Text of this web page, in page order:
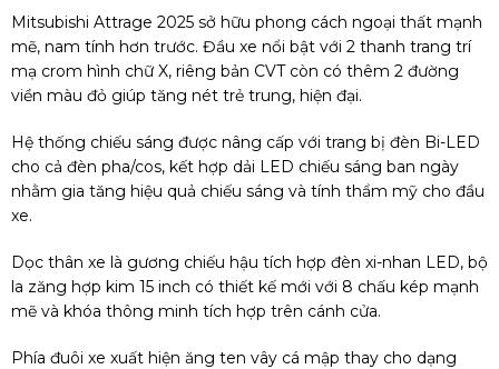
Mitsubishi Attrage 2025 sở hữu phong cách ngoại thất mạnh
mẽ, nam tính hơn trước. Đầu xe nổi bật với 2 thanh trang trí
mạ crom hình chữ X, riêng bản CVT còn có thêm 2 đường
viền màu đỏ giúp tăng nét trẻ trung, hiện đại.
Hệ thống chiếu sáng được nâng cấp với trang bị đèn Bi-LED
cho cả đèn pha/cos, kết hợp dải LED chiếu sáng ban ngày
nhằm gia tăng hiệu quả chiếu sáng và tính thẩm mỹ cho đầu
xe.
Dọc thân xe là gương chiếu hậu tích hợp đèn xi-nhan LED, bộ
la zăng hợp kim 15 inch có thiết kế mới với 8 chấu kép mạnh
mẽ và khóa thông minh tích hợp trên cánh cửa.
Phía đuôi xe xuất hiện ăng ten vây cá mập thay cho dạng